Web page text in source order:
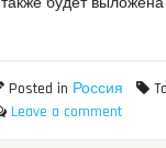
Posted in Россия
Leave a comment